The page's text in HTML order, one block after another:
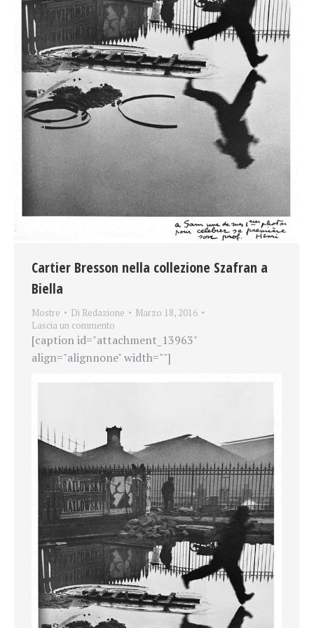
Cartier Bresson nella collezione Szafran a
Biella
Mostre Di Redazione
Marzo 18, 2016
Lascia un commento
[caption id="attachment_13963"
align="alignnone" width=""]